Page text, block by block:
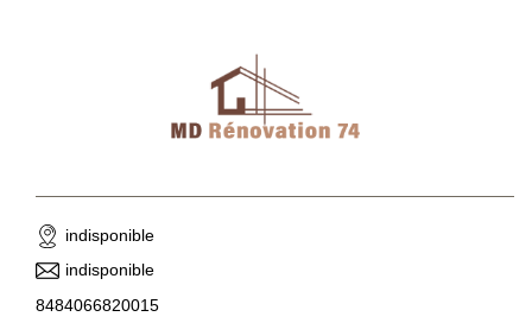
indisponible
indisponible
8484066820015